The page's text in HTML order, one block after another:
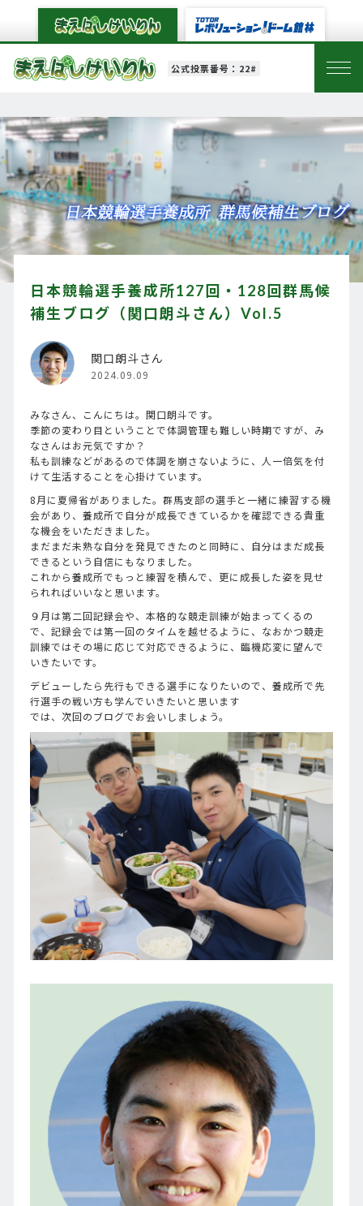
公式投票番号：22#
日本競輪選手養成所127回・128回群馬候
補生ブログ（関口朗斗さん）Vol.5
関口朗斗さん
2024.09.09
みなさん、こんにちは。関口朗斗です。
季節の変わり目ということで体調管理も難しい時期ですが、み
なさんはお元気ですか？
私も訓練などがあるので体調を崩さないように、人一倍気を付
けて生活することを心掛けています。
8月に夏帰省がありました。群馬支部の選手と一緒に練習する機
会があり、養成所で自分が成長できているかを確認できる貴重
な機会をいただきました。
まだまだ未熟な自分を発見できたのと同時に、自分はまだ成長
できるという自信にもなりました。
これから養成所でもっと練習を積んで、更に成長した姿を見せ
られればいいなと思います。
９月は第二回記録会や、本格的な競走訓練が始まってくるの
で、記録会では第一回のタイムを越せるように、なおかつ競走
訓練ではその場に応じて対応できるように、臨機応変に望んで
いきたいです。
デビューしたら先行もできる選手になりたいので、養成所で先
行選手の戦い方も学んでいきたいと思います
では、次回のブログでお会いしましょう。